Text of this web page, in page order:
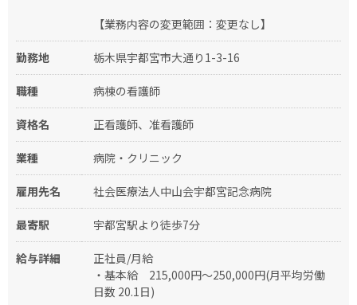
【業務内容の変更範囲：変更なし】
勤務地 栃木県宇都宮市大通り1-3-16
職種 病棟の看護師
資格名 正看護師、准看護師
業種 病院・クリニック
雇用先名 社会医療法人中山会宇都宮記念病院
最寄駅 宇都宮駅より徒歩7分
給与詳細
正社員/月給
・基本給 215,000円〜250,000円(月平均労働
日数 20.1日)